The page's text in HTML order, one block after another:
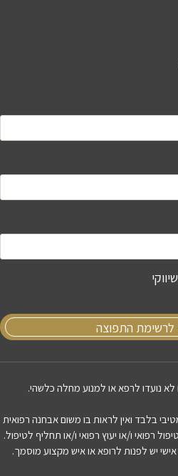
לרשימת התפוצה
לא נועדו לרפא או למנוע מחלה כלשהי.
בלבד ואין לראות בו משום אבחנה רפואית
רפואי ו/או יעוץ רפואי ו/או תחליף לטיפול.
יש לפנות לרופא או איש מקצוע מוסמך.